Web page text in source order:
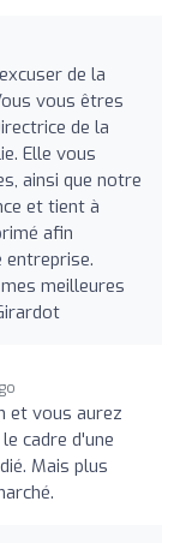
de la
vous êtres
de la
Elle vous
ainsi que notre
et tient à
afin
entreprise.
meilleures
et vous aurez
cadre d'une
Mais plus